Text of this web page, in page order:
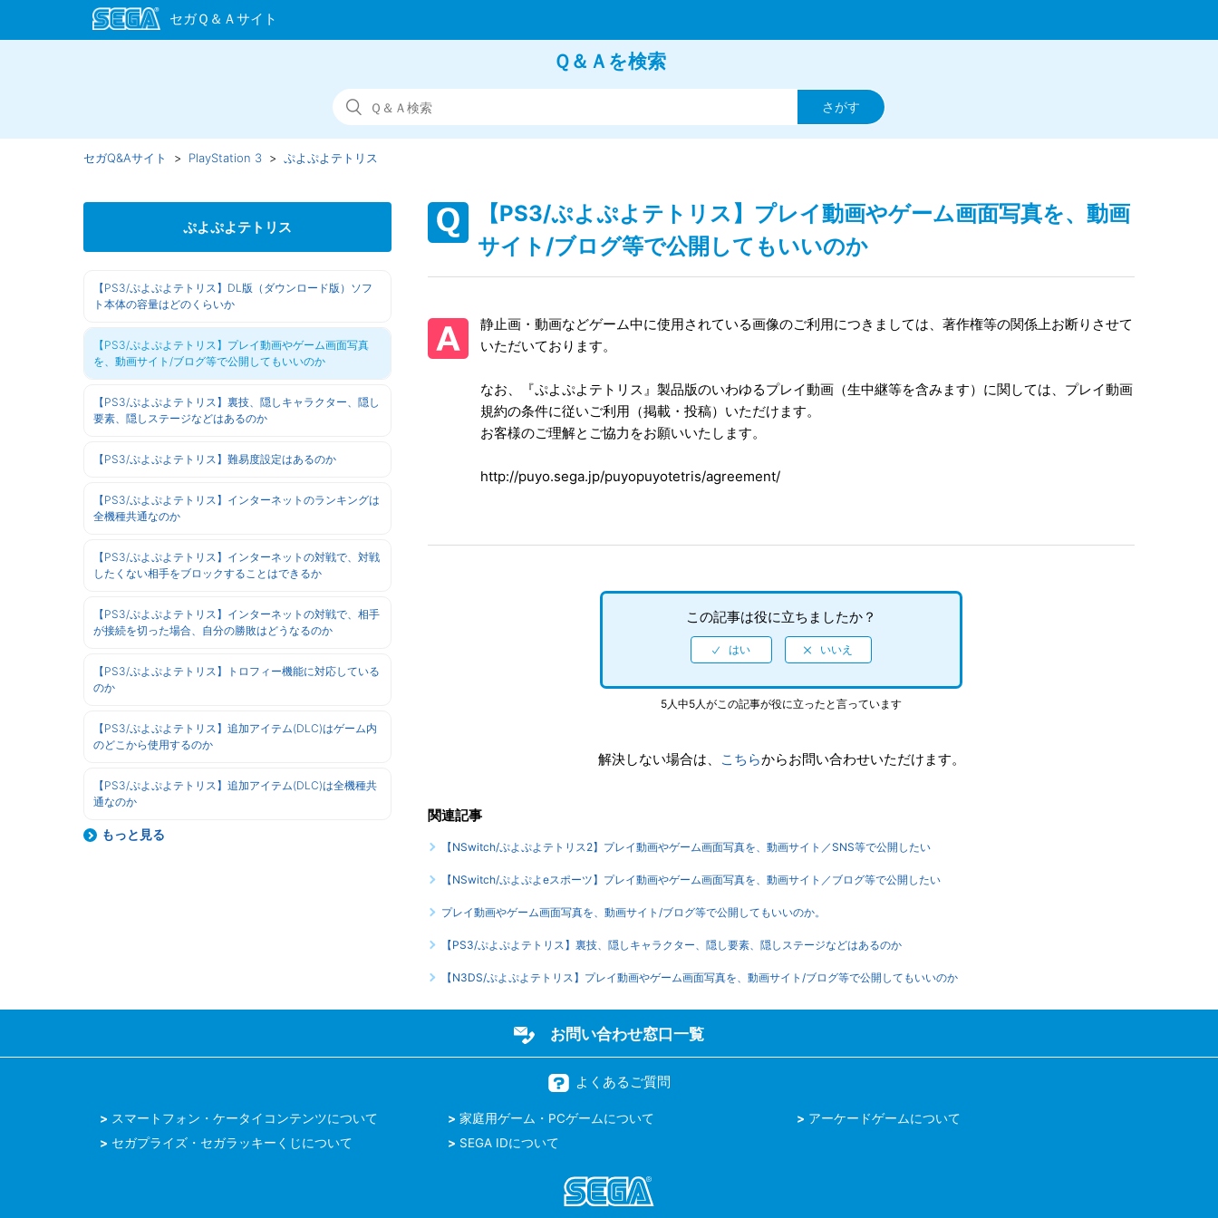
Ｑ＆Ａを検索
セガQ&Aサイト PlayStation 3 ぷよぷよテトリス
ぷよぷよテトリス
【PS3/ぷよぷよテトリス】DL版（ダウンロード版）ソフ
ト本体の容量はどのくらいか
【PS3/ぷよぷよテトリス】プレイ動画やゲーム画面写真
を、動画サイト/ブログ等で公開してもいいのか
【PS3/ぷよぷよテトリス】裏技、隠しキャラクター、隠し
要素、隠しステージなどはあるのか
【PS3/ぷよぷよテトリス】難易度設定はあるのか
【PS3/ぷよぷよテトリス】インターネットのランキングは
全機種共通なのか
【PS3/ぷよぷよテトリス】インターネットの対戦で、対戦
したくない相手をブロックすることはできるか
【PS3/ぷよぷよテトリス】インターネットの対戦で、相手
が接続を切った場合、自分の勝敗はどうなるのか
【PS3/ぷよぷよテトリス】トロフィー機能に対応している
のか
【PS3/ぷよぷよテトリス】追加アイテム(DLC)はゲーム内
のどこから使用するのか
【PS3/ぷよぷよテトリス】追加アイテム(DLC)は全機種共
通なのか
もっと見る
【PS3/ぷよぷよテトリス】プレイ動画やゲーム画面写真を、動画
サイト/ブログ等で公開してもいいのか
静止画・動画などゲーム中に使用されている画像のご利用につきましては、著作権等の関係上お断りさせて
いただいております。
なお、『ぷよぷよテトリス』製品版のいわゆるプレイ動画（生中継等を含みます）に関しては、プレイ動画
規約の条件に従いご利用（掲載・投稿）いただけます。
お客様のご理解とご協力をお願いいたします。
http://puyo.sega.jp/puyopuyotetris/agreement/
この記事は役に立ちましたか？
5人中5人がこの記事が役に立ったと言っています
解決しない場合は、 こちらからお問い合わせいただけます。
関連記事
【NSwitch/ぷよぷよテトリス2】プレイ動画やゲーム画面写真を、動画サイト／SNS等で公開したい
【NSwitch/ぷよぷよeスポーツ】プレイ動画やゲーム画面写真を、動画サイト／ブログ等で公開したい
プレイ動画やゲーム画面写真を、動画サイト/ブログ等で公開してもいいのか。
【PS3/ぷよぷよテトリス】裏技、隠しキャラクター、隠し要素、隠しステージなどはあるのか
【N3DS/ぷよぷよテトリス】プレイ動画やゲーム画面写真を、動画サイト/ブログ等で公開してもいいのか
お問い合わせ窓口一覧
よくあるご質問
スマートフォン・ケータイコンテンツについて 家庭用ゲーム・PCゲームについて
アーケードゲームについて
セガプライズ・セガラッキーくじについて
SEGA IDについて